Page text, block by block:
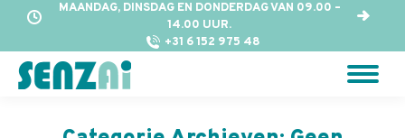
MAANDAG, DINSDAG EN DONDERDAG VAN 09.00 –
14.00 UUR.
+31 6 152 975 48